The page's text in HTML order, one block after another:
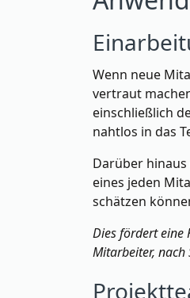
Wenn neue
vertraut
einschließlich
nahtlos in das
Darüber
eines jeden
schätzen
Dies fördert eine
Mitarbeiter, nach